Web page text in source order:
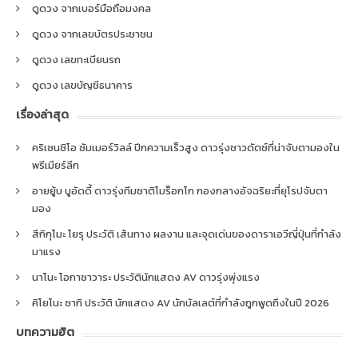
ดูดวง จากเบอร์มือถือมงคล
ดูดวง จากเลขบัตรประชาชน
ดูดวง เลขทะเบียนรถ
ดูดวง เลขบัญชีธนาคาร
เรื่องล่าสุด
คริเซนซิโอ ซัมเมอร์วิลล์ ปีกความเร็วสูง ดาวรุ่งชาวดัตช์ที่น่าจับตามองใน
พรีเมียร์ลีก
อายยู้บ บูอัดดี้ ดาวรุ่งทีมชาติโมร็อกโก กองกลางอัจฉริยะที่ยุโรปจับตา
มอง
สึกิกุโมะ โยรุ ประวัติ เส้นทาง ผลงาน และจุดเด่นของดาราเอวีญี่ปุ่นที่กำลัง
มาแรง
นาโนะ โอกาซาวาระ ประวัตินักแสดง AV ดาวรุ่งพุ่งแรง
คิโยโนะ ซากิ ประวัติ นักแสดง AV นักบัลเลต์ที่กำลังถูกพูดถึงในปี 2026
บทความฮิต